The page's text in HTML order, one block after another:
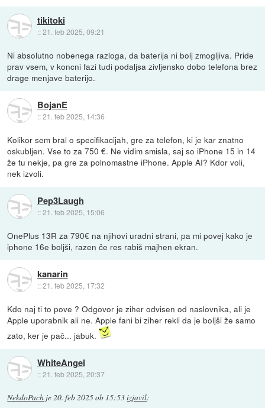
tikitoki
::21. feb 2025, 09:21
Ni absolutno nobenega razloga, da baterija ni bolj zmogljiva. Pride
prav vsem, v koncni fazi tudi podaljsa zivljensko dobo telefona brez
drage menjave baterijo.
BojanE
::21. feb 2025, 14:36
Kolikor sem bral o specifikacijah, gre za telefon, ki je kar znatno
oskubljen. Vse to za 750 €. Ne vidim smisla, saj so iPhone 15 in 14
že tu nekje, pa gre za polnomastne iPhone. Apple AI? Kdor voli,
nek izvoli.
Pep3Laugh
::21. feb 2025, 15:06
OnePlus 13R za 790€ na njihovi uradni strani, pa mi povej kako je
iphone 16e boljši, razen če res rabiš majhen ekran.
kanarin
::21. feb 2025, 17:32
Kdo naj ti to pove ? Odgovor je ziher odvisen od naslovnika, ali je
Apple uporabnik ali ne. Apple fani bi ziher rekli da je boljši že samo
zato, ker je pač... jabuk.
WhiteAngel
::21. feb 2025, 20:37
NekdoPach je20. feb 2025 ob 15:53izjavil: